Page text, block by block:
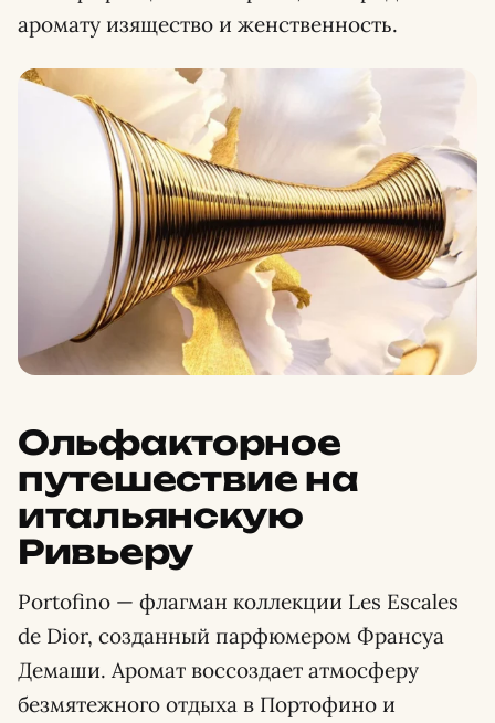
аромату изящество и женственность.
Ольфакторное
путешествие на
итальянскую
Ривьеру
Portofino — флагман коллекции Les Escales
de Dior, созданный парфюмером Франсуа
Демаши. Аромат воссоздает атмосферу
безмятежного отдыха в Портофино и